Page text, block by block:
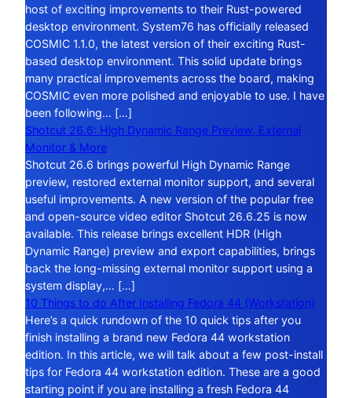
host of exciting improvements to their Rust-powered
desktop environment. System76 has officially released
COSMIC 1.1.0, the latest version of their exciting Rust-
based desktop environment. This solid update brings
many practical improvements across the board, making
COSMIC even more polished and enjoyable to use. I have
been following… […]
Shotcut 26.6: High Dynamic Range Preview, External
Monitor & More
Shotcut 26.6 brings powerful High Dynamic Range
preview, restored external monitor support, and several
useful improvements. A new version of the popular free
and open-source video editor Shotcut 26.6.25 is now
available. This release brings excellent HDR (High
Dynamic Range) preview and export capabilities, brings
back the long-missing external monitor support using a
system display,… […]
10 Things to do After Installing Fedora 44 (Workstation)
Here’s a quick rundown of the 10 quick tips after you
finish installing a brand new Fedora 44 workstation
edition. In this article, we will talk about a few post-install
tips for Fedora 44 workstation edition. These are a good
starting point if you are installing a fresh Fedora 44